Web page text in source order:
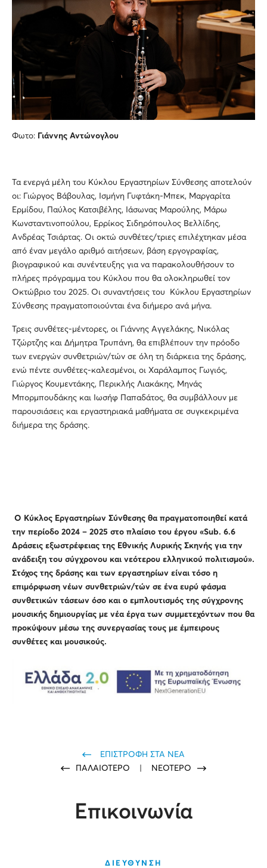
Φωτο: Γιάννης Αντώνογλου
Τα ενεργά μέλη του Κύκλου Εργαστηρίων Σύνθεσης αποτελούν
οι: Γιώργος Βάβουλας, Ισμήνη Γυφτάκη-Μπεκ, Μαργαρίτα
Ερμίδου, Παύλος Κατσιβέλης, Ιάσωνας Μαρούλης, Μάρω
Κωνσταντινοπούλου, Ερρίκος Σιδηρόπουλος Βελλίδης,
Ανδρέας Τσιάρτας. Οι οκτώ συνθέτες/τριες επιλέχτηκαν μέσα
από έναν μεγάλο αριθμό αιτήσεων, βάση εργογραφίας,
βιογραφικού και συνέντευξης για να παρακολουθήσουν το
πλήρες πρόγραμμα του Κύκλου που θα ολοκληρωθεί τον
Οκτώβριο του 2025. Οι συναντήσεις του Κύκλου Εργαστηρίων
Σύνθεσης πραγματοποιούνται ένα διήμερο ανά μήνα.
Τρεις συνθέτες-μέντορες, οι Γιάννης Αγγελάκης, Νικόλας
Τζώρτζης και Δήμητρα Τρυπάνη, θα επιβλέπουν την πρόοδο
των ενεργών συνθετριών/τών σε όλη τη διάρκεια της δράσης,
ενώ πέντε συνθέτες-καλεσμένοι, οι Χαράλαμπος Γωγιός,
Γιώργος Κουμεντάκης, Περικλής Λιακάκης, Μηνάς
Μπορμπουδάκης και Ιωσήφ Παπαδάτος, θα συμβάλλουν με
παρουσιάσεις και εργαστηριακά μαθήματα σε συγκεκριμένα
διήμερα της δράσης.
Ο Κύκλος Εργαστηρίων Σύνθεσης θα πραγματοποιηθεί κατά
την περίοδο 2024 – 2025 στο πλαίσιο του έργου «Sub. 6.6
Δράσεις εξωστρέφειας της Εθνικής Λυρικής Σκηνής για την
ανάδειξη του σύγχρονου και νεότερου ελληνικού πολιτισμού».
Στόχος της δράσης και των εργαστηρίων είναι τόσο η
επιμόρφωση νέων συνθετριών/τών σε ένα ευρύ φάσμα
συνθετικών τάσεων όσο και ο εμπλουτισμός της σύγχρονης
μουσικής δημιουργίας με νέα έργα των συμμετεχόντων που θα
προκύψουν μέσω της συνεργασίας τους με έμπειρους
συνθέτες και μουσικούς.
ΕΠΙΣΤΡΟΦΗ ΣΤΑ ΝΕΑ
ΠΑΛΑΙΟΤΕΡΟ
ΝΕΟΤΕΡΟ
Επικοινωνία
ΔΙΕΥΘΥΝΣΗ